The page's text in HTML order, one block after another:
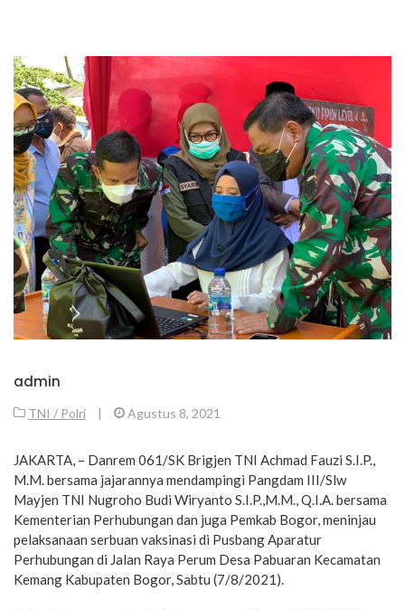
admin
TNI / Polri | Agustus 8, 2021
JAKARTA, – Danrem 061/SK Brigjen TNI Achmad Fauzi S.I.P.,
M.M. bersama jajarannya mendampingi Pangdam III/Slw
Mayjen TNI Nugroho Budi Wiryanto S.I.P.,M.M., Q.I.A. bersama
Kementerian Perhubungan dan juga Pemkab Bogor, meninjau
pelaksanaan serbuan vaksinasi di Pusbang Aparatur
Perhubungan di Jalan Raya Perum Desa Pabuaran Kecamatan
Kemang Kabupaten Bogor, Sabtu (7/8/2021).